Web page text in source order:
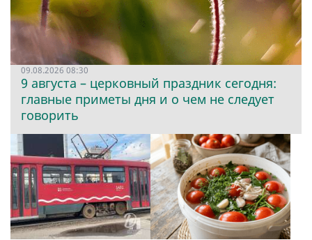
09.08.2026 08:30
9 августа – церковный праздник сегодня:
главные приметы дня и о чем не следует
говорить